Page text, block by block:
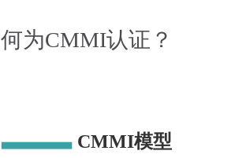
何为CMMI认证？
CMMI模型